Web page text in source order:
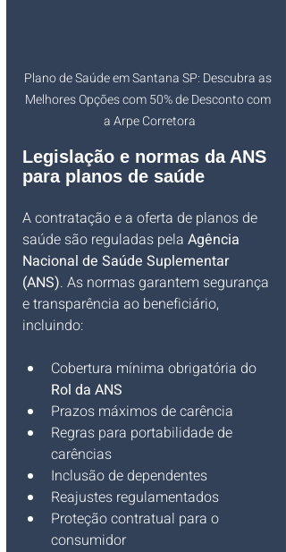
Plano de Saúde em Santana SP: Descubra as
Melhores Opções com 50% de Desconto com
a Arpe Corretora
Legislação e normas da ANS
para planos de saúde
A contratação e a oferta de planos de
saúde são reguladas pela Agência
Nacional de Saúde Suplementar
(ANS). As normas garantem segurança
e transparência ao beneficiário,
incluindo:
Cobertura mínima obrigatória do
Rol da ANS
Prazos máximos de carência
Regras para portabilidade de
carências
Inclusão de dependentes
Reajustes regulamentados
Proteção contratual para o
consumidor